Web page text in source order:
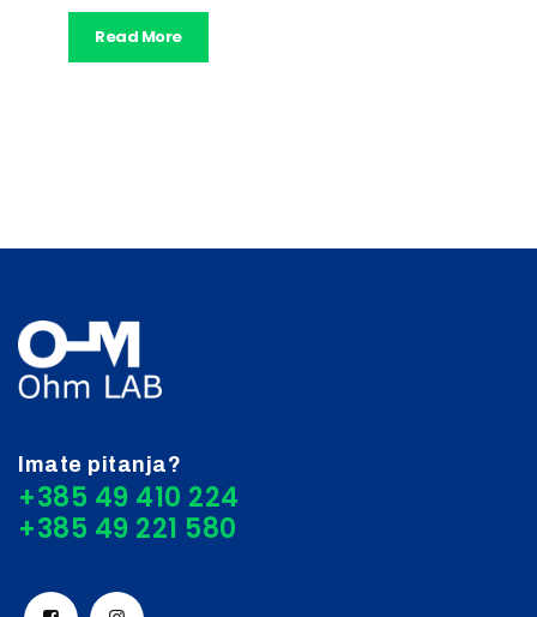
Read More
Imate pitanja?
+385 49 410 224